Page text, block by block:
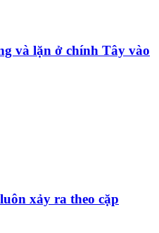
và lặn ở chính Tây vào
xảy ra theo cặp